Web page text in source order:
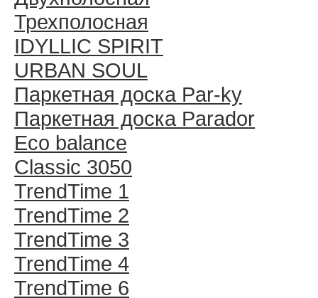
Трехполосная
IDYLLIC SPIRIT
URBAN SOUL
Паркетная доска Par-ky
Паркетная доска Parador
Eco balance
Classic 3050
TrendTime 1
TrendTime 2
TrendTime 3
TrendTime 4
TrendTime 6